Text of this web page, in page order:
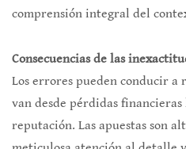
comprensión integral del
Consecuencias de las
Los errores pueden conducir a
van desde pérdidas financieras
reputación. Las apuestas son